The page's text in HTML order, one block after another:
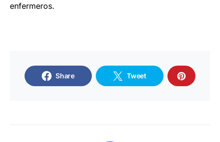
enfermeros.
Share Tweet